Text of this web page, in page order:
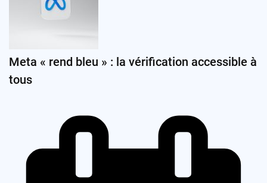
Meta « rend bleu » : la vérification accessible à
tous